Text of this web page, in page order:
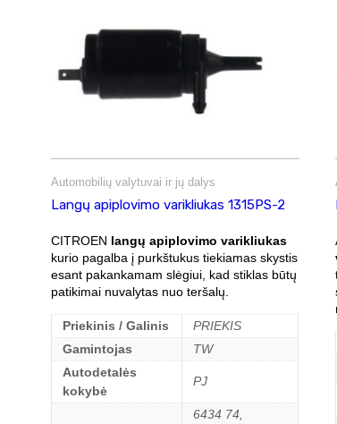
Automobilių valytuvai ir jų dalys
Langų apiplovimo varikliukas 1315PS-2
CITROEN langų apiplovimo varikliukas
kurio pagalba į purkštukus tiekiamas skystis
esant pakankamam slėgiui, kad stiklas būtų
patikimai nuvalytas nuo teršalų.
Priekinis / Galinis
PRIEKIS
Gamintojas
TW
Autodetalės
kokybė
PJ
6434 74,